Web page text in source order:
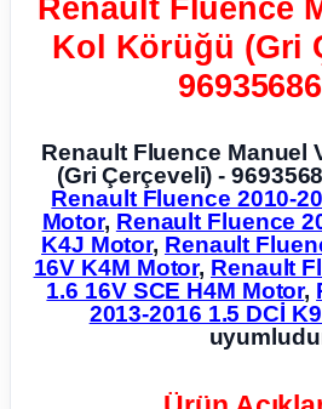
Parça
Renault Fluence
Kol Körüğü (Gri
Renault Fluence Manuel
(Gri Çerçeveli) -
Renault Fluence 2010-
Motor, Renault Fluence
K4J Motor, Renault
16V K4M Motor, Renault
1.6 16V SCE H4M Motor,
2013-2016 1.5 DCİ